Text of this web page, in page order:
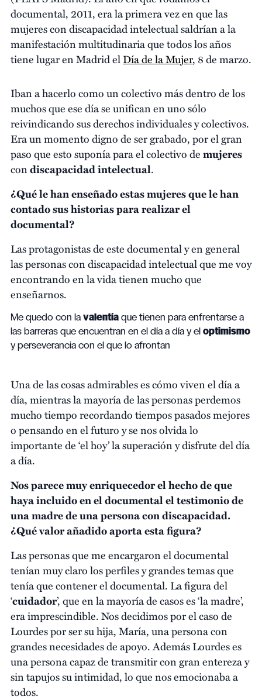
documental, 2011, era la primera vez en que las
mujeres con discapacidad intelectual saldrían a la
manifestación multitudinaria que todos los años
tiene lugar en Madrid elDía de la Mujer, 8 de marzo.
Iban a hacerlo como un colectivo más dentro de los
muchos que ese día se unifican en uno sólo
reivindicando sus derechos individuales y colectivos.
Era un momento digno de ser grabado, por el gran
paso que esto suponía para el colectivo demujeres
condiscapacidad intelectual.
¿Qué le han enseñado estas mujeres que le han
contado sus historias para realizar el
documental?
Las protagonistas de este documental y en general
las personas con discapacidad intelectual que me voy
encontrando en la vida tienen mucho que
enseñarnos.
Me quedo con la valentía que tienen para enfrentarse a
las barreras que encuentran en el día a día y el optimismo
y perseverancia con el que lo afrontan
Una de las cosas admirables es cómo viven el día a
día, mientras la mayoría de las personas perdemos
mucho tiempo recordando tiempos pasados mejores
o pensando en el futuro y se nos olvida lo
importante de ‘el hoy’ la superación y disfrute del día
a día.
Nos parece muy enriquecedor el hecho de que
haya incluido en el documental el testimonio de
una madre de una persona con discapacidad.
¿Qué valor añadido aporta esta figura?
Las personas que me encargaron el documental
tenían muy claro los perfiles y grandes temas que
tenía que contener el documental. La figura del
‘cuidador’, que en la mayoría de casos es ‘la madre’,
era imprescindible. Nos decidimos por el caso de
Lourdes por ser su hija, María, una persona con
grandes necesidades de apoyo. Además Lourdes es
una persona capaz de transmitir con gran entereza y
sin tapujos su intimidad, lo que nos emocionaba a
todos.